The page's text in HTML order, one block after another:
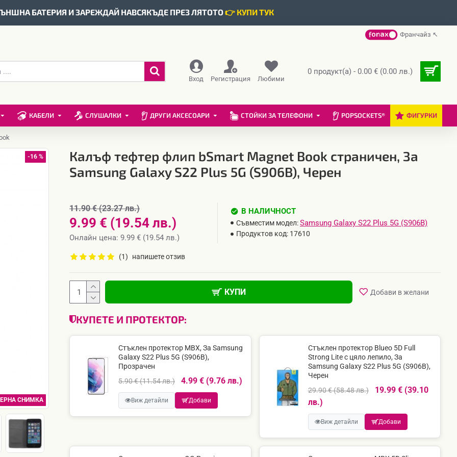
БАТЕРИЯ И ЗАРЕЖДАЙ НАВСЯКЪДЕ ПРЕЗ ЛЯТОТО👉 КУПИ ТУК
Франчайз ↖
Вход Регистрация Любими
0 продукт(а) - 0.00 € (0.00 лв.)
КАБЕЛИ СЛУШАЛКИ ДРУГИ АКСЕСОАРИ СТОЙКИ ЗА ТЕЛЕФОНИ POPSOCKETS® ФИГУРКИ
СНИМКА
-16 %
Калъф тефтер флип bSmart Magnet Book страничен, За
Samsung Galaxy S22 Plus 5G (S906B), Черен
(1) напишете отзив
9.99 € (19.54 лв.)
11.90 € (23.27 лв.)
Онлайн цена: 9.99 € (19.54 лв.)
В НАЛИЧНОСТ
Съвместим модел:Samsung Galaxy S22 Plus 5G (S906B)
Продуктов код: 17610
КУПИ Добави в желани
КУПЕТЕ И ПРОТЕКТОР:
Стъклен протектор MBX, За Samsung
Galaxy S22 Plus 5G (S906B),
Прозрачен
5.90 € (11.54 лв.)
4.99 € (9.76 лв.)
Виж детайли Добави
Стъклен протектор Blueo 5D Full
Strong Lite с цяло лепило, За
Samsung Galaxy S22 Plus 5G (S906B),
Черен
29.90 € (58.48 лв.)
19.99 € (39.10
лв.)
Виж детайли Добави